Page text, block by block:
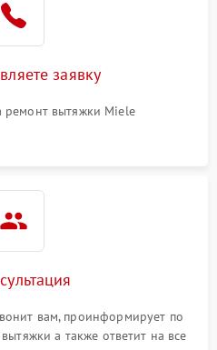
заявку
ремонт вытяжки Miele
вам, проинформирует по
а также ответит на все